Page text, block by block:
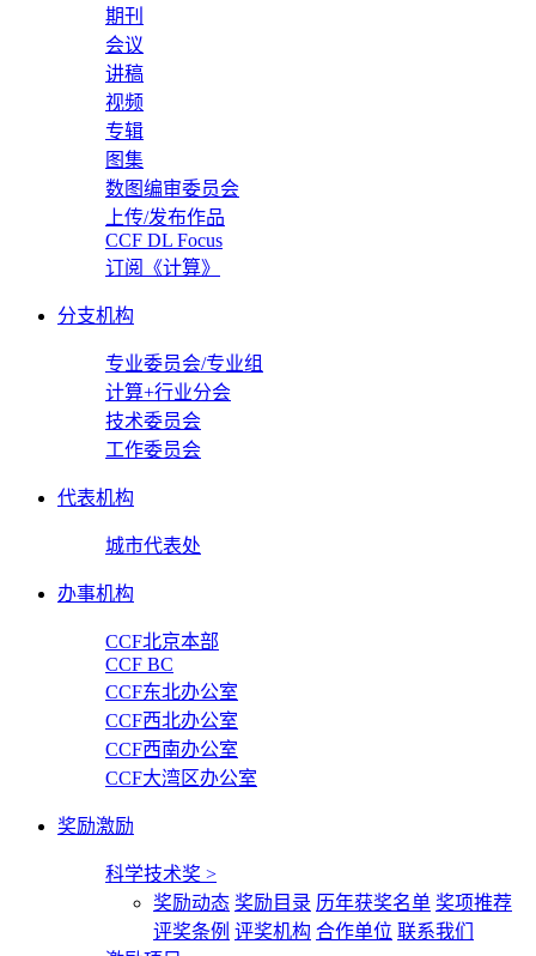
期刊
会议
讲稿
视频
专辑
图集
数图编审委员会
上传/发布作品
CCF DL Focus
订阅《计算》
分支机构
专业委员会/专业组
计算+行业分会
技术委员会
工作委员会
代表机构
城市代表处
办事机构
CCF北京本部
CCF BC
CCF东北办公室
CCF西北办公室
CCF西南办公室
CCF大湾区办公室
奖励激励
科学技术奖 >
奖励动态 奖励目录 历年获奖名单 奖项推荐
评奖条例 评奖机构 合作单位 联系我们